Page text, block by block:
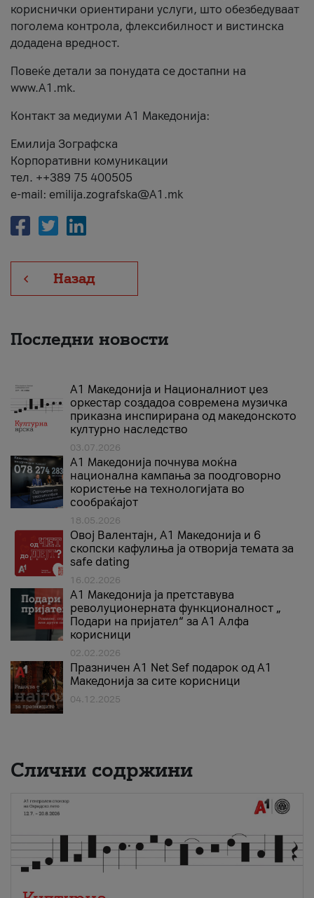
кориснички ориентирани услуги, што обезбедуваат
поголема контрола, флексибилност и вистинска
додадена вредност.
Повеќе детали за понудата се достапни на
www.А1.mk.
Контакт за медиуми А1 Македонија:
Емилија Зографска
Корпоративни комуникации
тел. ++389 75 400505
e-mail: emilija.zografska@A1.mk
Назад
Последни новости
А1 Македонија и Националниот џез
оркестар создадоа современа музичка
приказна инспирирана од македонското
културно наследство
03.07.2026
A1 Македонија почнува моќна
национална кампања за поодговорно
користење на технологијата во
сообраќајот
18.05.2026
Овој Валентајн, A1 Македонија и 6
скопски кафулиња ја отворија темата за
safe dating
16.02.2026
А1 Македонија ја претставува
револуционерната функционалност „
Подари на пријател“ за А1 Алфа
корисници
02.02.2026
Празничен A1 Net Sеf подарок од А1
Македонија за сите корисници
04.12.2025
Слични содржини